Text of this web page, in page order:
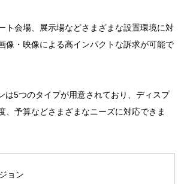
ト会場、展示場などさまざまな設置環境に対
像・映像による高インパクトな訴求が可能で
は5つのタイプが用意されており、ディスプ
、予算などさまざまなニーズに対応できま
ョン